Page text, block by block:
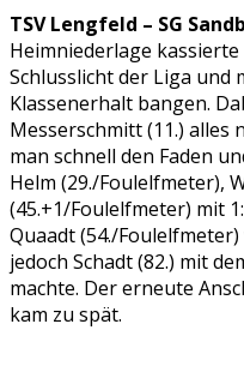
TSV Lengfeld – SG
Heimniederlage
Schlusslicht der Liga und
Klassenerhalt bangen.
Messerschmitt (11.) alles
man schnell den Faden
Helm (29./Foulelfmeter),
(45.+1/Foulelfmeter) mit
Quaadt (54./
jedoch Schadt (82.) mit
machte. Der erneute
kam zu spät.